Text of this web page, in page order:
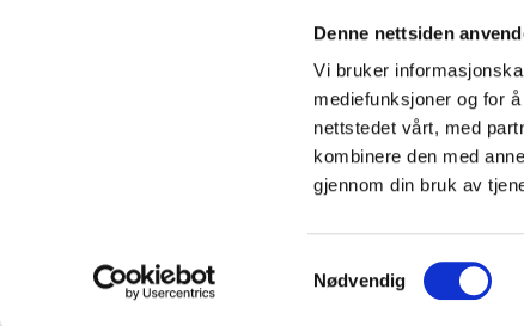
Denne nettsiden
Vi bruker
mediefunksjoner og for
nettstedet vårt, med
kombinere den med
gjennom din bruk av
Samtykkevalg
Nødvendig